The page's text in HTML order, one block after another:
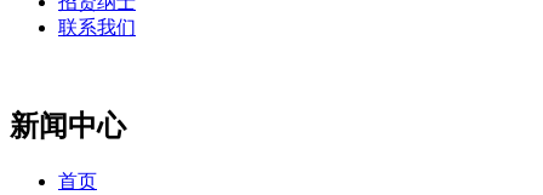
联系我们
新闻中心
首页